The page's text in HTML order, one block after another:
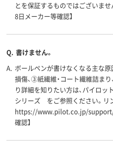
とを保証するものではございませ
8日メーカー等確認】
Q. 書けません。
A. ボールペンが書けなくなる主な
損傷、③紙繊維・コート繊維詰ま
り詳細を知りたい方は、パイロ
シリーズ をご参照ください。リ
https://www.pilot.co.jp/support/
確認】